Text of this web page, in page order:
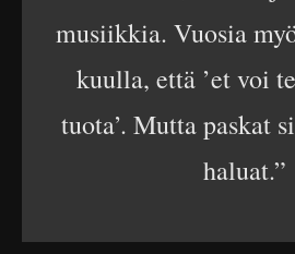
musiikkia. Vuosia
kuulla, että ’et voi
tuota’. Mutta paskat
haluat.”